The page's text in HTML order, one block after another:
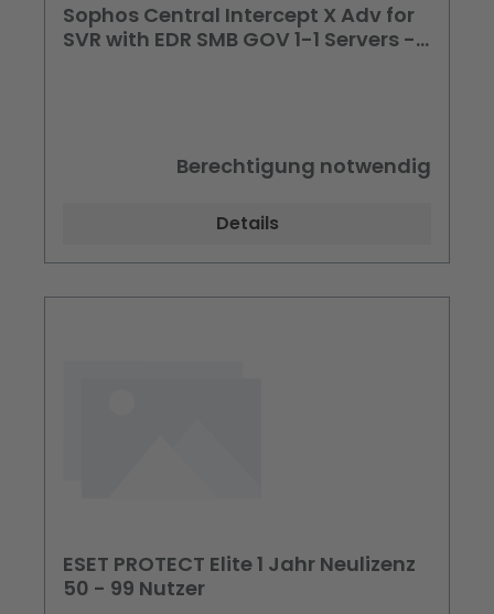
Sophos Central Intercept X Adv for
SVR with EDR SMB GOV 1-1 Servers -
Berechtigung notwendig
Details
ESET PROTECT Elite 1 Jahr Neulizenz
50 - 99 Nutzer